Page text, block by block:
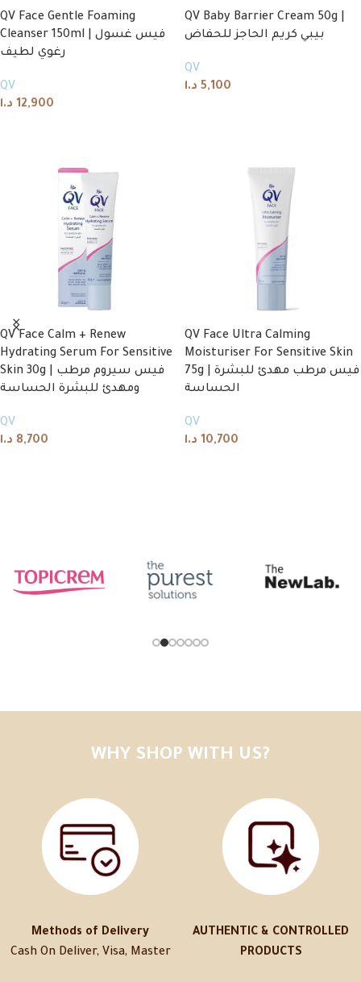
QV Face Gentle Foaming
Cleanser 150ml | فيس غسول
رغوي لطيف
QV
12,900 د.ا
QV Baby Barrier Cream 50g |
بيبي كريم الحاجز للحفاض
QV
5,100 د.ا
QV Face Calm + Renew
Hydrating Serum For Sensitive
Skin 30g | فيس سيروم مرطب
ومهدئ للبشرة الحساسة
QV
8,700 د.ا
QV Face Ultra Calming
Moisturiser For Sensitive Skin
75g | فيس مرطب مهدئ للبشرة
الحساسة
QV
10,700 د.ا
WHY SHOP WITH US?
Methods of Delivery
Cash On Deliver, Visa, Master
AUTHENTIC & CONTROLLED
PRODUCTS